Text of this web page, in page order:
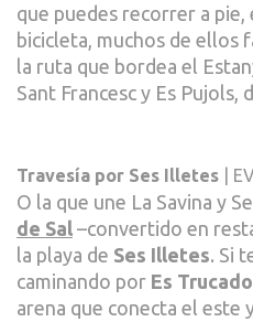
que puedes recorrer a pie,
bicicleta, muchos de ellos
la ruta que bordea el
Sant Francesc y Es Pujols,
Travesía por Ses Illetes |
O la que une La Savina y
de Sal –convertido en
la playa de Ses Illetes. Si
caminando por Es
arena que conecta el este